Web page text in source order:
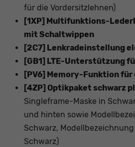
für die Vordersitzlehnen)
[1XP] Multifunktions-
mit Schaltwippen
[2C7] Lenkradeinstellung
[GB1] LTE-Unterstützung
[PV6] Memory-Funktion
[4ZP] Optikpaket schwarz
Singleframe-Maske in
und hinten sowie
Schwarz,
Schwarz)